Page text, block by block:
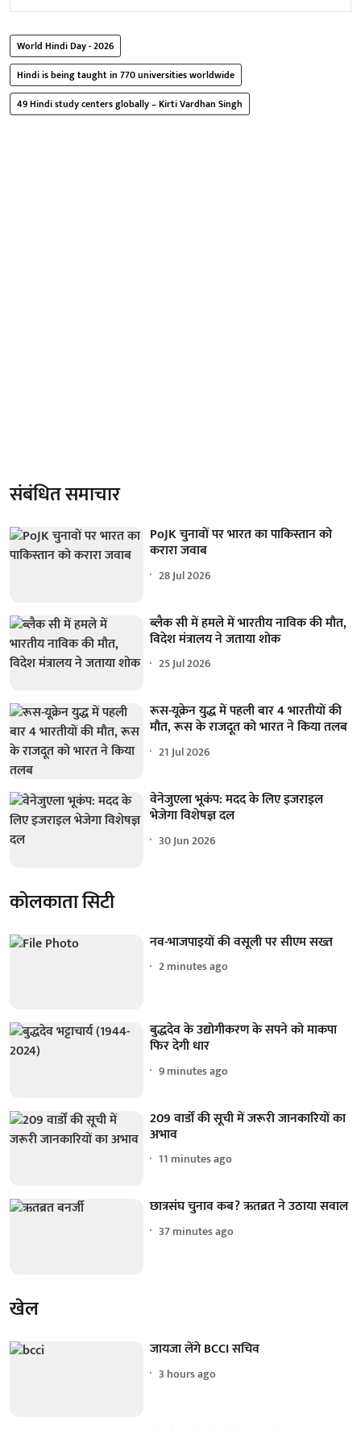
World Hindi Day - 2026
Hindi is being taught in 770 universities worldwide
49 Hindi study centers globally – Kirti Vardhan Singh
संबंधित समाचार
PoJK चुनावों पर भारत का पाकिस्तान को
करारा जवाब
28 Jul 2026
ब्लैक सी में हमले में भारतीय नाविक की मौत,
विदेश मंत्रालय ने जताया शोक
25 Jul 2026
रूस-यूक्रेन युद्ध में पहली बार 4 भारतीयों की
मौत, रूस के राजदूत को भारत ने किया तलब
21 Jul 2026
वेनेजुएला भूकंप: मदद के लिए इजराइल
भेजेगा विशेषज्ञ दल
30 Jun 2026
कोलकाता सिटी
नव-भाजपाइयों की वसूली पर सीएम सख्त
2 minutes ago
बुद्धदेव के उद्योगीकरण के सपने को माकपा
फिर देगी धार
9 minutes ago
209 वार्डों की सूची में जरूरी जानकारियों का
अभाव
11 minutes ago
छात्रसंघ चुनाव कब? ऋतब्रत ने उठाया सवाल
37 minutes ago
खेल
जायजा लेंगे BCCI सचिव
3 hours ago